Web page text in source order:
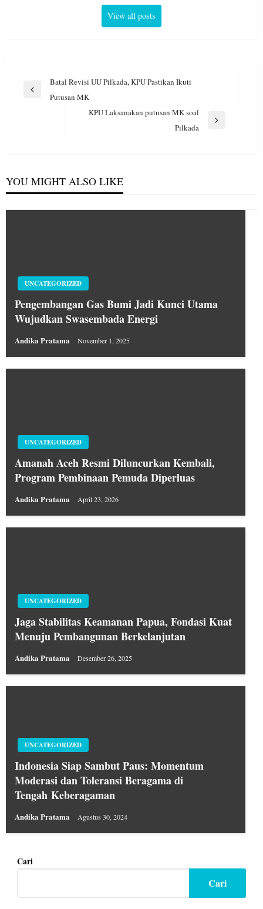
View all posts
Navigasi
Previous
Batal Revisi UU Pilkada, KPU Pastikan Ikuti
Putusan MK
KPU Laksanakan putusan MK soal
Pilkada
YOU MIGHT ALSO LIKE
UNCATEGORIZED
Pengembangan Gas Bumi Jadi Kunci Utama
Wujudkan Swasembada Energi
Andika Pratama November 1, 2025
UNCATEGORIZED
Amanah Aceh Resmi Diluncurkan Kembali,
Program Pembinaan Pemuda Diperluas
Andika Pratama April 23, 2026
UNCATEGORIZED
Jaga Stabilitas Keamanan Papua, Fondasi Kuat
Menuju Pembangunan Berkelanjutan
Andika Pratama Desember 26, 2025
UNCATEGORIZED
Indonesia Siap Sambut Paus: Momentum
Moderasi dan Toleransi Beragama di
Tengah Keberagaman
Andika Pratama Agustus 30, 2024
Cari
Cari